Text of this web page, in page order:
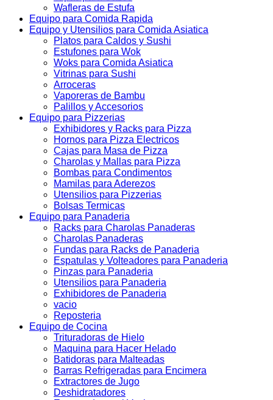
Wafleras de Estufa
Equipo para Comida Rapida
Equipo y Utensilios para Comida Asiatica
Platos para Caldos y Sushi
Estufones para Wok
Woks para Comida Asiatica
Vitrinas para Sushi
Arroceras
Vaporeras de Bambu
Palillos y Accesorios
Equipo para Pizzerias
Exhibidores y Racks para Pizza
Hornos para Pizza Electricos
Cajas para Masa de Pizza
Charolas y Mallas para Pizza
Bombas para Condimentos
Mamilas para Aderezos
Utensilios para Pizzerias
Bolsas Termicas
Equipo para Panaderia
Racks para Charolas Panaderas
Charolas Panaderas
Fundas para Racks de Panaderia
Espatulas y Volteadores para Panaderia
Pinzas para Panaderia
Utensilios para Panaderia
Exhibidores de Panaderia
vacio
Reposteria
Equipo de Cocina
Trituradoras de Hielo
Maquina para Hacer Helado
Batidoras para Malteadas
Barras Refrigeradas para Encimera
Extractores de Jugo
Deshidratadores